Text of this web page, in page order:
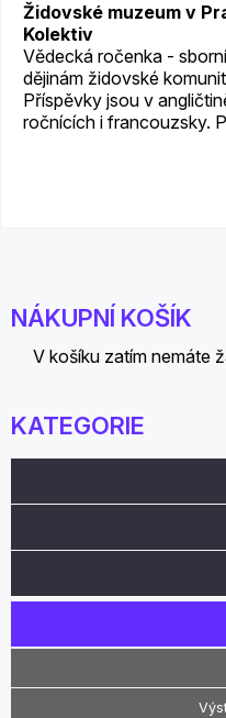
Židovské muzeum v
Kolektiv
Vědecká ročenka -
dějinám židovské
Příspěvky jsou v
ročnících i francouzsky.
NÁKUPNÍ KOŠÍK
V košíku zatím nemáte
KATEGORIE